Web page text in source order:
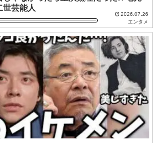
世芸能人
2026.07.26
エンタメ